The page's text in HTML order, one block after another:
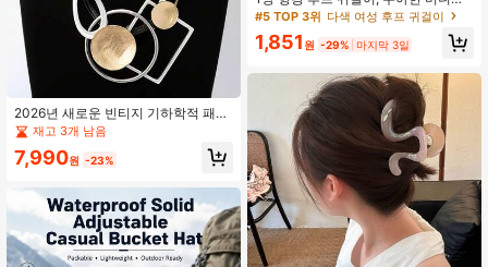
2026년 새로운 빈티지 기하학적 패턴
펜던트 목걸이, 여성용 고딕 스타일 초
커 목걸이
재고 3개 남음
7,990원 -23%
리스트 두꺼운 디자인, 6가지 색상 선
티, 휴일 선물에 적합, 아크릴 소재, 사
#5 TOP 3위 다색 여성 후프 귀걸이
1,851 원 -29% 마지막 3일